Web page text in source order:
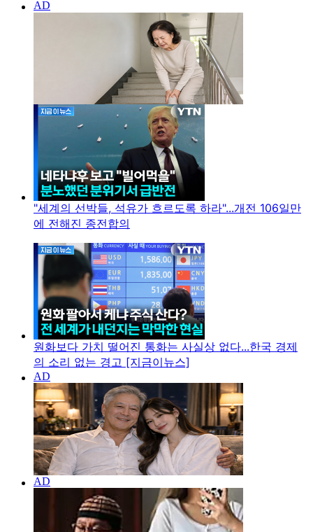
"세계의 선박들, 석유가 흐르도록 하라"...개전 106일만
에 전해진 종전합의
원화보다 가치 떨어진 통화는 사실상 없다...한국 경제
의 소리 없는 경고 [지금이뉴스]